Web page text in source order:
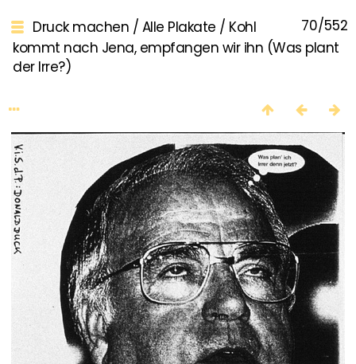
70/552
Druck machen / Alle Plakate / Kohl
kommt nach Jena, empfangen wir ihn (Was plant
der Irre?)